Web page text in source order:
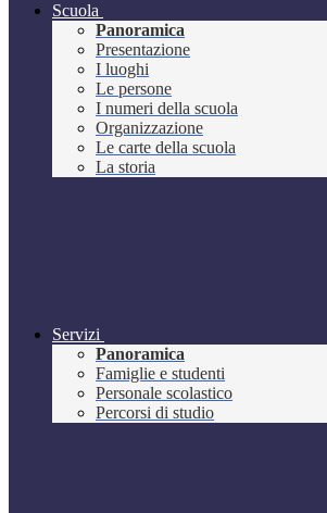
Scuola
Panoramica
Presentazione
I luoghi
Le persone
I numeri della scuola
Organizzazione
Le carte della scuola
La storia
Servizi
Panoramica
Famiglie e studenti
Personale scolastico
Percorsi di studio